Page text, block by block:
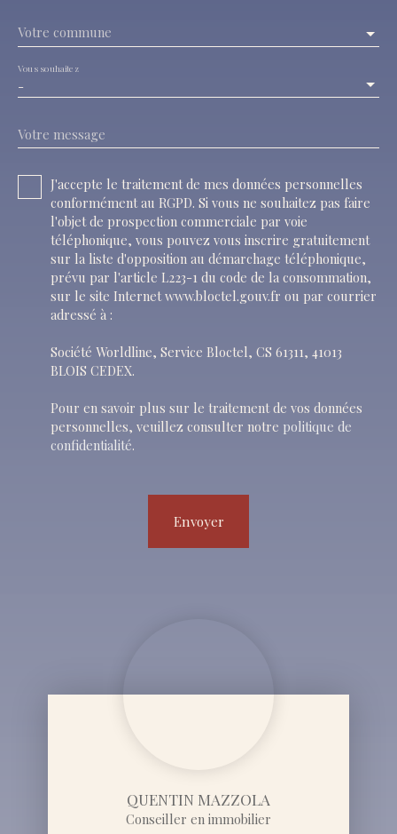
Votre commune
-
Vous souhaitez
Votre message
J'accepte le traitement de mes données personnelles
conformément au RGPD. Si vous ne souhaitez pas faire
l'objet de prospection commerciale par voie
téléphonique, vous pouvez vous inscrire gratuitement
sur la liste d'opposition au démarchage téléphonique,
prévu par l'article L223-1 du code de la consommation,
sur le site Internet www.bloctel.gouv.fr ou par courrier
adressé à :
Société Worldline, Service Bloctel, CS 61311, 41013
BLOIS CEDEX.
Pour en savoir plus sur le traitement de vos données
personnelles, veuillez consulter notre politique de
confidentialité.
Envoyer
QUENTIN MAZZOLA
Conseiller en immobilier